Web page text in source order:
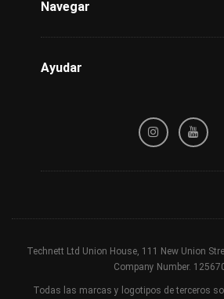
Navegar
Ayudar
Política de reembolso
Términos y condiciones
Technett Ltd Union House, 111 New Union
Company Number.
Todas las marcas y logotipos de terceros